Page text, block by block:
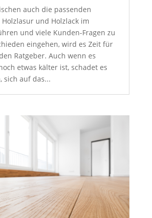
auch die passenden
Holzlasur und Holzlack im
und viele Kunden-Fragen zu
eingehen, wird es Zeit für
Ratgeber. Auch wenn es
etwas kälter ist, schadet es
sich auf das...